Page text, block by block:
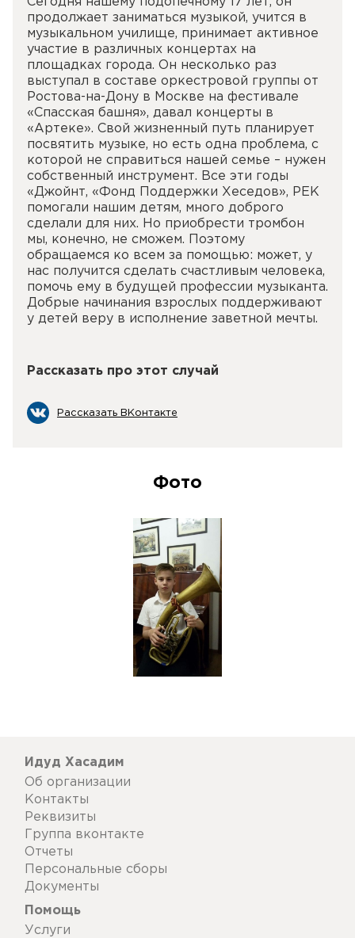
продолжает заниматься музыкой, учится в
музыкальном училище, принимает активное
участие в различных концертах на
площадках города. Он несколько раз
выступал в составе оркестровой группы от
Ростова-на-Дону в Москве на фестивале
«Спасская башня», давал концерты в
«Артеке». Свой жизненный путь планирует
посвятить музыке, но есть одна проблема, с
которой не справиться нашей семье – нужен
собственный инструмент. Все эти годы
«Джойнт, «Фонд Поддержки Хеседов», РЕК
помогали нашим детям, много доброго
сделали для них. Но приобрести тромбон
мы, конечно, не сможем. Поэтому
обращаемся ко всем за помощью: может, у
нас получится сделать счастливым человека,
помочь ему в будущей профессии музыканта.
Добрые начинания взрослых поддерживают
у детей веру в исполнение заветной мечты.
Рассказать про этот случай
Рассказать ВКонтакте
Фото
Идуд Хасадим
Об организации
Контакты
Реквизиты
Группа вконтакте
Отчеты
Персональные сборы
Документы
Помощь
Услуги